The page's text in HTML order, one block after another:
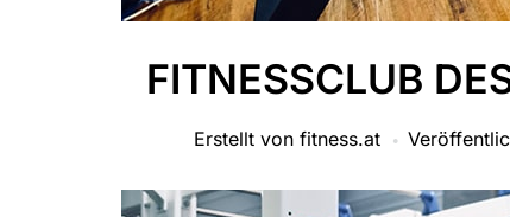
FITNESSCLUB
Erstellt von fitness.at